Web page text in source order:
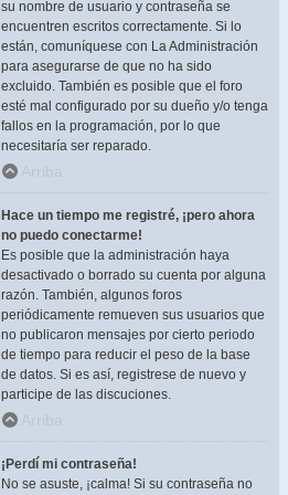
su nombre de usuario y contraseña se
encuentren escritos correctamente. Si lo
están, comuníquese con La Administración
para asegurarse de que no ha sido
excluido. También es posible que el foro
esté mal configurado por su dueño y/o tenga
fallos en la programación, por lo que
necesitaría ser reparado.
Arriba
Hace un tiempo me registré, ¡pero ahora
no puedo conectarme!
Es posible que la administración haya
desactivado o borrado su cuenta por alguna
razón. También, algunos foros
periódicamente remueven sus usuarios que
no publicaron mensajes por cierto periodo
de tiempo para reducir el peso de la base
de datos. Si es así, registrese de nuevo y
participe de las discuciones.
Arriba
¡Perdí mi contraseña!
No se asuste, ¡calma! Si su contraseña no